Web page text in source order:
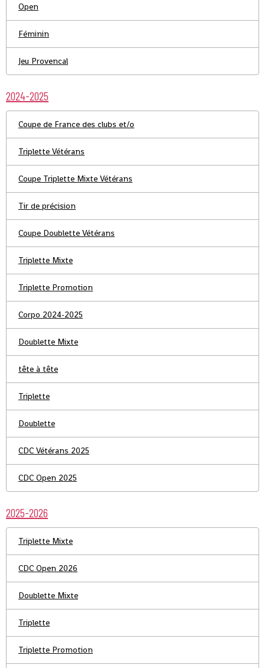
Open
Féminin
Jeu Provencal
2024-2025
Coupe de France des clubs et/o
Triplette Vétérans
Coupe Triplette Mixte Vétérans
Tir de précision
Coupe Doublette Vétérans
Triplette Mixte
Triplette Promotion
Corpo 2024-2025
Doublette Mixte
tête à tête
Triplette
Doublette
CDC Vétérans 2025
CDC Open 2025
2025-2026
Triplette Mixte
CDC Open 2026
Doublette Mixte
Triplette
Triplette Promotion